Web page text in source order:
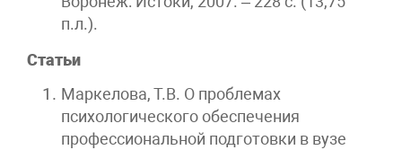
п.л.).
Статьи
Маркелова, Т.В. О проблемах
психологического обеспечения
профессиональной подготовки в вузе